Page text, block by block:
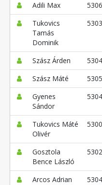
Adili Max
Tukovics
Tamás
Dominik
Szász Árden
Szász Máté
Gyenes
Sándor
Tukovics Máté
Olivér
Gosztola
Bence László
Arcos Adrian